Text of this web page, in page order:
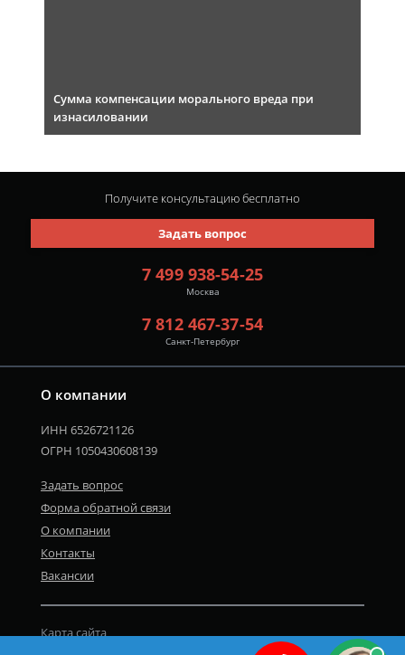
Сумма компенсации морального вреда при
изнасиловании
О компании
ИНН 6526721126
ОГРН 1050430608139
Задать вопрос
Форма обратной связи
О компании
Контакты
Вакансии
Карта сайта
7 499 938-54-25
Москва
7 812 467-37-54
Санкт-Петербург
Задать вопрос
Получите консультациюбесплатно